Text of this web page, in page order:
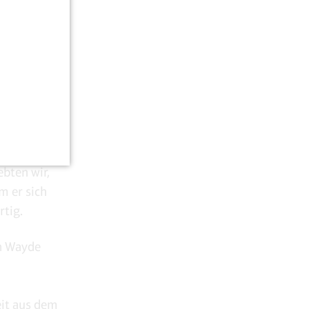
sie
als
er hinter
wir,
er sich
aus dem